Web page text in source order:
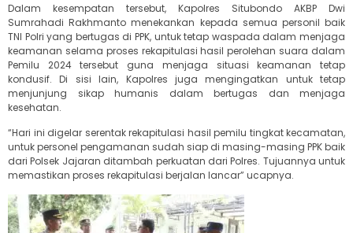
Dalam kesempatan tersebut, Kapolres Situbondo AKBP Dwi
Sumrahadi Rakhmanto menekankan kepada semua personil baik
TNI Polri yang bertugas di PPK, untuk tetap waspada dalam menjaga
keamanan selama proses rekapitulasi hasil perolehan suara dalam
Pemilu 2024 tersebut guna menjaga situasi keamanan tetap
kondusif. Di sisi lain, Kapolres juga mengingatkan untuk tetap
menjunjung sikap humanis dalam bertugas dan menjaga
kesehatan.
“Hari ini digelar serentak rekapitulasi hasil pemilu tingkat kecamatan,
untuk personel pengamanan sudah siap di masing-masing PPK baik
dari Polsek Jajaran ditambah perkuatan dari Polres. Tujuannya untuk
memastikan proses rekapitulasi berjalan lancar” ucapnya.